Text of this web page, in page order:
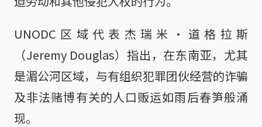
UNODC区域代表杰瑞米·道格拉斯
（Jeremy Douglas）指出，在东南亚，尤其
是湄公河区域，与有组织犯罪团伙经营的诈骗
及非法赌博有关的人口贩运如雨后春笋般涌
现。